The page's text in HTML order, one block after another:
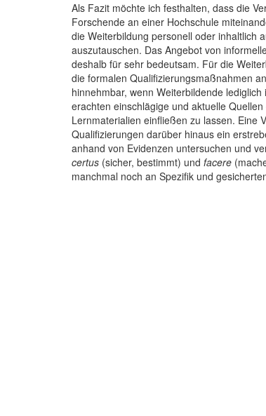
Als Fazit möchte ich festhalten, dass die
Forschende an einer Hochschule
die Weiterbildung personell oder inhaltlich
auszutauschen. Das Angebot von
deshalb für sehr bedeutsam. Für die
die formalen Qualifizierungsmaßnahmen
hinnehmbar, wenn Weiterbildende
erachten einschlägige und aktuelle
Lernmaterialien einfließen zu lassen. Eine
Qualifizierungen darüber hinaus ein
anhand von Evidenzen untersuchen und
certus (sicher, bestimmt) und facere
manchmal noch an Spezifik und